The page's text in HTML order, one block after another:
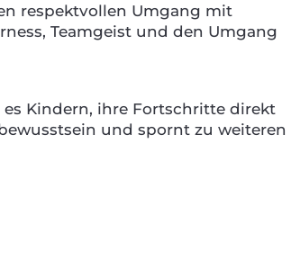
respektvollen Umgang mit
Teamgeist und den Umgang
Kindern, ihre Fortschritte direkt
und spornt zu weiteren